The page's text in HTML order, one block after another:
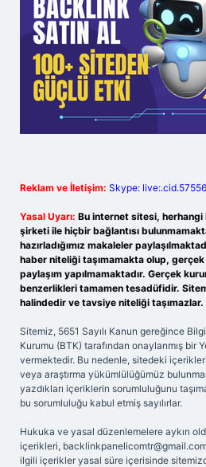
Reklam ve İletişim: Skype:
Yasal Uyarı: Bu internet sitesi, herhangi
şirketi ile hiçbir bağlantısı
hazırladığımız makaleler
haber niteliği taşımamakta olup,
paylaşım yapılmamaktadır. Gerçek
benzerlikleri tamamen tesadüfidir.
halindedir ve tavsiye niteliği taşımazlar.
Sitemiz, 5651 Sayılı Kanun gereğince
Kurumu (BTK) tarafından onaylanmış bir
vermektedir. Bu nedenle, sitedeki
veya araştırma yükümlülüğümüz
yazdıkları içeriklerin sorumluluğunu
bu sorumluluğu kabul etmiş sayılırlar.
Hukuka ve yasal düzenlemelere aykırı
içerikleri,
ilgili içerikler yasal süre içerisinde